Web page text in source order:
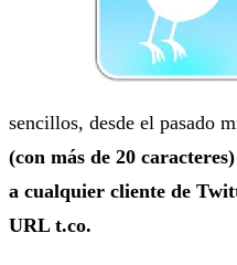
sencillos, desde el pasado
(con más de 20
a cualquier cliente de
URL t.co.